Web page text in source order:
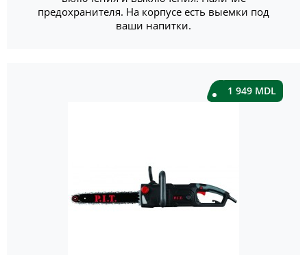
предохранителя. На корпусе есть выемки под
ваши напитки.
1 949 MDL